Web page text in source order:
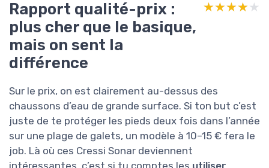
Rapport qualité-prix :
plus cher que le basique,
mais on sent la
différence
★★★★★
★★★★★
Sur le prix, on est clairement au-dessus des
chaussons d’eau de grande surface. Si ton but c’est
juste de te protéger les pieds deux fois dans l’année
sur une plage de galets, un modèle à 10–15 € fera le
job. Là où ces Cressi Sonar deviennent
intéressantes, c’est si tu comptes les utiliser